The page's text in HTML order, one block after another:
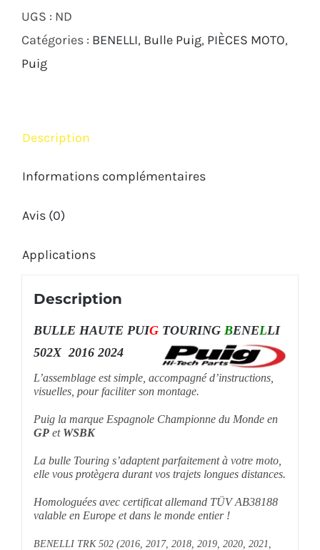
BENELLI
TRK
UGS : ND
Catégories : BENELLI Bulle Puig PIÈCES MOTO
Puig
Description
Informations complémentaires
Avis (0)
Applications
Description
BULLE HAUTE PUIGTOURING BENELLI
502X 2016 2024
L’assemblage est simple, accompagné d’instructions,
visuelles, pour faciliter son montage.
Puig la marque Espagnole Championne du Monde en
GPet WSBK
La bulle Tourings’adaptent parfaitement à votre moto,
elle vous protègera durant vos trajets longues distances.
Homologuées avec certificat allemand TÜV AB38188
valable en Europe et dans le monde entier !
BENELLI TRK 502 (2016, 2017, 2018, 2019, 2020, 2021,